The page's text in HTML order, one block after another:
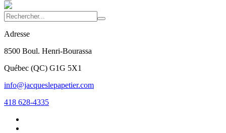
Adresse
8500 Boul. Henri-Bourassa
Québec (QC) G1G 5X1
info@jacqueslepapetier.com
418 628-4335